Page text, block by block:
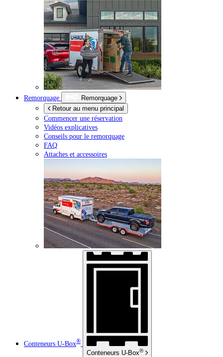
Remorquage
Remorquage
Retour au menu principal
Commencer une réservation
Vidéos explicatives
Conseils pour le remorquage
FAQ
Attaches et accessoires
Conteneurs U-Box®
Conteneurs U-Box®